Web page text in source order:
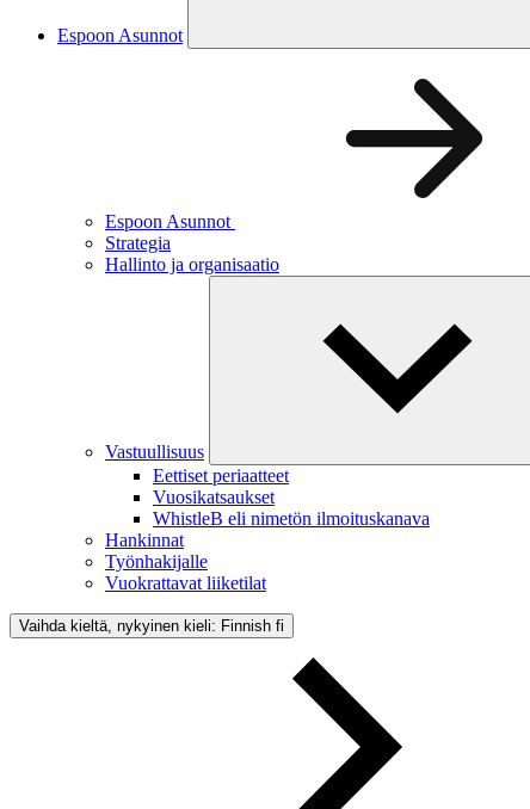
Espoon Asunnot
Espoon Asunnot
Strategia
Hallinto ja organisaatio
Vastuullisuus
Eettiset periaatteet
Vuosikatsaukset
WhistleB eli nimetön ilmoituskanava
Hankinnat
Työnhakijalle
Vuokrattavat liiketilat
Vaihda kieltä, nykyinen kieli: Finnish fi